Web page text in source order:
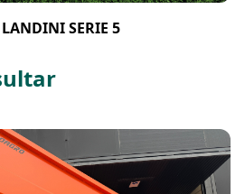
SERIE 5